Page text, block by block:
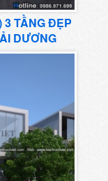
3 TẦNG ĐẸP
DƯƠNG